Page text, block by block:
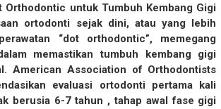
Orthodontic untuk Tumbuh Kembang Gigi
ortodonti sejak dini, atau yang lebih
“dot orthodontic”, memegang
memastikan tumbuh kembang gigi
American Association of Orthodontists
evaluasi ortodonti pertama kali
berusia 6-7 tahun , tahap awal fase gigi